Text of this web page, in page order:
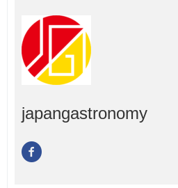
japangastronomy